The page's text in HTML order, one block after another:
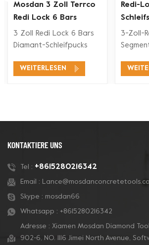
Mosdan 3 Zoll Terrco
Redi Lock 6 Bars
Diamant-Schleifplatte
für Beton
3 Zoll Redi Lock 6 Bars
Diamant-Schleifpucks
Terrco Redi Lock
WEITERLESEN
Redi-
3-Zoll-
KONTAKTIERE UNS
Tel : +8615280216342
Email :
Skype : mosdan66
Whatsapp : +8615280216342
Adresse : Xiamen Mosdan Diamond
902-6, NO. 1116 Jimei North Avenue,